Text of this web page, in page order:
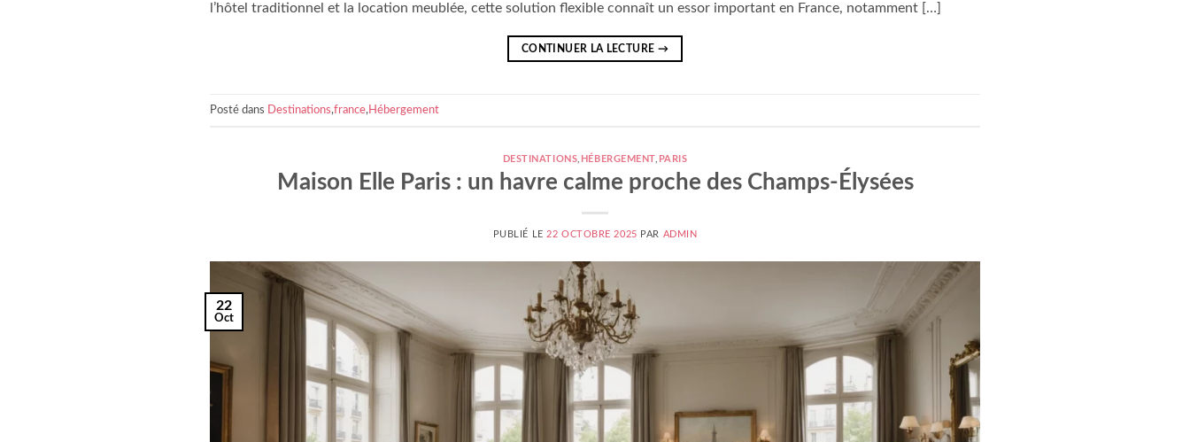
l’hôtel traditionnel et la location meublée, cette solution flexible connaît un essor important en France, notamment […]
CONTINUER LA LECTURE →
Posté dans Destinations,france, Hébergement
DESTINATIONS HÉBERGEMENT PARIS
Maison Elle Paris : un havre calme proche des Champs-Élysées
PUBLIÉ LE 22 OCTOBRE 2025 PAR ADMIN
22
Oct